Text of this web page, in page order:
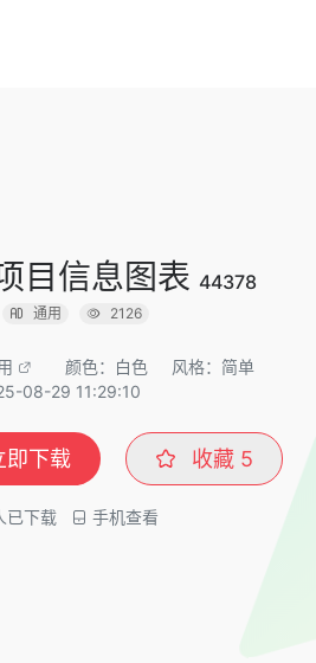
目信息图表 44378
通用 2126
颜色：白色
风格：简单
08-29 11:29:10
即下载 收藏 5
已下载 手机查看